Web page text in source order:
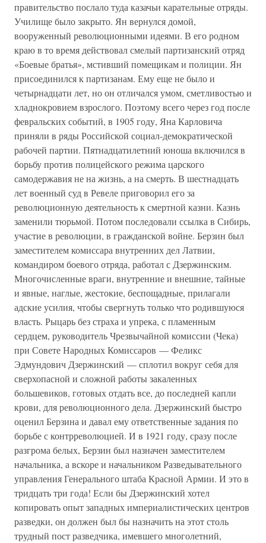
правительство послало туда казачьи карательные отряды.
Училище было закрыто. Ян вернулся домой,
вооруженный революционными идеями. В его родном
краю в то время действовал смелый партизанский отряд
«Боевые братья», мстивший помещикам и полиции. Ян
присоединился к партизанам. Ему еще не было и
четырнадцати лет, но он отличался умом, сметливостью и
хладнокровием взрослого. Поэтому всего через год после
февральских событий, в 1905 году, Яна Карловича
приняли в ряды Российской социал-демократической
рабочей партии. Пятнадцатилетний юноша включился в
борьбу против полицейского режима царского
самодержавия не на жизнь, а на смерть. В шестнадцать
лет военный суд в Ревеле приговорил его за
революционную деятельность к смертной казни. Казнь
заменили тюрьмой. Потом последовали ссылка в Сибирь,
участие в революции, в гражданской войне. Берзин был
заместителем комиссара внутренних дел Латвии,
командиром боевого отряда, работал с Дзержинским.
Многочисленные враги, внутренние и внешние, тайные
и явные, наглые, жестокие, беспощадные, прилагали
адские усилия, чтобы свергнуть только что родившуюся
власть. Рыцарь без страха и упрека, с пламенным
сердцем, руководитель Чрезвычайной комиссии (Чека)
при Совете Народных Комиссаров — Феликс
Эдмундович Дзержинский — сплотил вокруг себя для
сверхопасной и сложной работы закаленных
большевиков, готовых отдать все, до последней капли
крови, для революционного дела. Дзержинский быстро
оценил Берзина и давал ему ответственные задания по
борьбе с контрреволюцией. И в 1921 году, сразу после
разгрома белых, Берзин был назначен заместителем
начальника, а вскоре и начальником Разведывательного
управления Генерального штаба Красной Армии. И это в
тридцать три года! Если бы Дзержинский хотел
копировать опыт западных империалистических центров
разведки, он должен был бы назначить на этот столь
трудный пост разведчика, имевшего многолетний,